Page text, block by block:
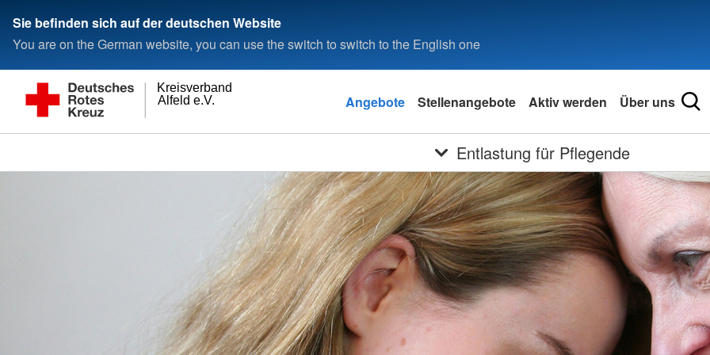
Sie befinden sich auf der deutschen Website
You are on the German website, you can use the switch to switch to the English one
Alfeld e.V.
Kreisverband
Angebote Stellenangebote Aktiv werden Über uns
Entlastung für Pflegende